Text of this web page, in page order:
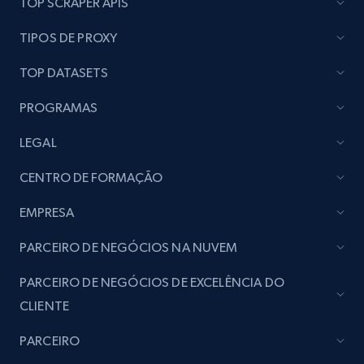
seller URL
URL, Title, Rating, Reviews, Initial price, Final
Lazada - Products - Discover products by
URL, Title, Rating, Reviews, Initial price, Final
price, Currency, Stock, and more.
991+ 165+ Comece agora
TIPOS DE PROXY
TOP DATASETS
PROGRAMAS
LEGAL
CENTRO DE FORMAÇÃO
EMPRESA
PARCEIRO DE NEGÓCIOS NA NUVEM
PARCEIRO DE NEGÓCIOS DE EXCELÊNCIA DO
CLIENTE
PARCEIRO